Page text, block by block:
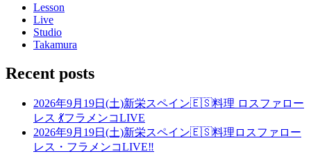
Lesson
Live
Studio
Takamura
Recent posts
2026年9月19日(土)新栄スペイン🇪🇸料理 ロスファロー
レス 💃フラメンコLIVE
2026年9月19日(土)新栄スペイン🇪🇸料理ロスファロー
レス・フラメンコLIVE‼️